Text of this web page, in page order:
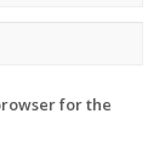
for the